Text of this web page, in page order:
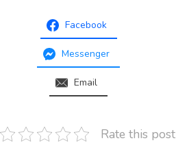
Facebook
Messenger
Email
Rate this post